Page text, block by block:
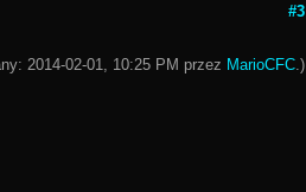
#3
2014-02-01, 10:25 PM przez MarioCFC.)